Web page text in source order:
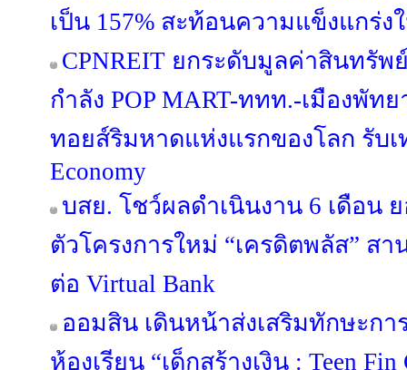
เป็น 157% สะท้อนความแข็งแกร่ง
CPNREIT ยกระดับมูลค่าสินทรัพ
กำลัง POP MART-ททท.-เมืองพัท
ทอยส์ริมหาดแห่งแรกของโลก รับเ
Economy
บสย. โชว์ผลดำเนินงาน 6 เดือน
ตัวโครงการใหม่ “เครดิตพลัส” ส
ต่อ Virtual Bank
ออมสิน เดินหน้าส่งเสริมทักษะกา
ห้องเรียน “เด็กสร้างเงิน : Teen